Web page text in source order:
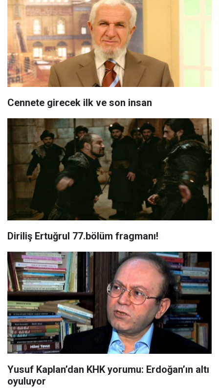
Cennete girecek ilk ve son insan
Diriliş Ertuğrul 77.bölüm fragmanı!
Yusuf Kaplan’dan KHK yorumu: Erdoğan’ın altı
oyuluyor